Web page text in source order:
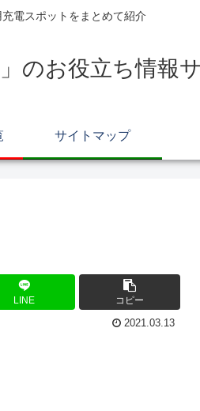
電スポットをまとめて紹介
のお役立ち情報
サイトマップ
LINE コピー
2021.03.13